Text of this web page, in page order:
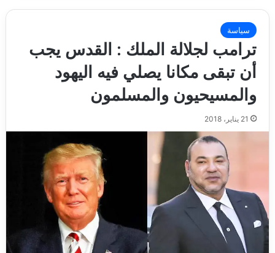
سياسة
ترامب لجلالة الملك : القدس يجب
أن تبقى مكانا يصلي فيه اليهود
والمسيحيون والمسلمون
21 يناير، 2018